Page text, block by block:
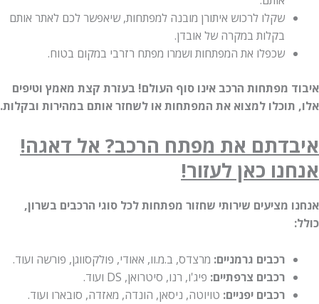
שקלו לרכוש איתורן מובנה למפתחות, שיאפשר לכם לאתר אותם
בקלות במקרה של אובדן.
שכפלו את המפתחות ושמרו מפתח רזרבי במקום בטוח.
מפתחות הרכב אינו סוף העולם! בעזרת קצת מאמץ וטיפים
למצוא את המפתחות או לשחזר אותם במהירות ובקלות.
את מפתח הרכב? אל דאגה!
כאן לעזור!
מציעים שירותי שחזור מפתחות לכל סוגי הרכבים בשרון,
רכבים גרמניים:מרצדס, ב.מ.וו, אאודי, פולקסווגן, פורשה ועוד.
רכבים צרפתיים:פיג'ו, רנו, סיטרואן, DS ועוד.
רכבים יפניים:טויוטה, ניסאן, הונדה, מאזדה, סובארו ועוד.